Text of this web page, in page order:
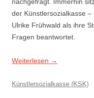
der Künstlersozialkasse
Ulrike Frühwald als ihre
Fragen beantwortet.
Weiterlesen →
Künstlersozialkasse (KSK)